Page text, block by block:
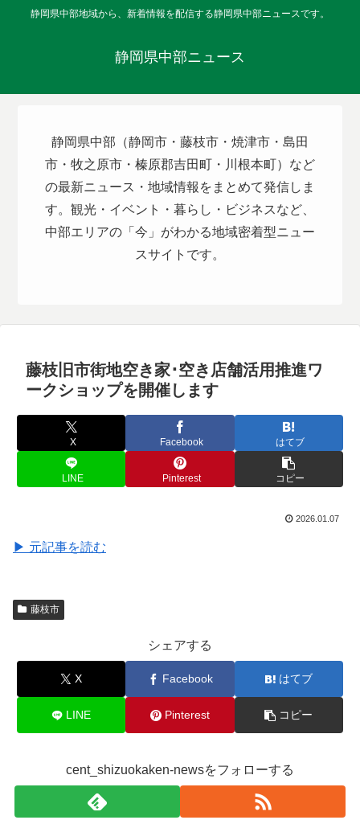
静岡県中部地域から、新着情報を配信する静岡県中部ニュースです。
静岡県中部ニュース
静岡県中部（静岡市・藤枝市・焼津市・島田
市・牧之原市・榛原郡吉田町・川根本町）など
の最新ニュース・地域情報をまとめて発信しま
す。観光・イベント・暮らし・ビジネスなど、
中部エリアの「今」がわかる地域密着型ニュー
スサイトです。
藤枝旧市街地空き家･空き店舗活用推進ワ
ークショップを開催します
X Facebook はてブ
LINE Pinterest コピー
2026.01.07
▶ 元記事を読む
藤枝市
シェアする
X Facebook はてブ
LINE Pinterest コピー
cent_shizuokaken-newsをフォローする